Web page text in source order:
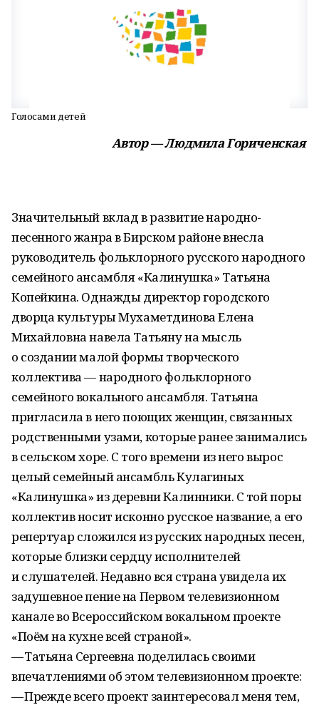
Голосами детей
Автор — Людмила Гориченская
Значительный вклад в развитие народно-
песенного жанра в Бирском районе внесла
руководитель фольклорного русского народного
семейного ансамбля «Калинушка» Татьяна
Копейкина. Однажды директор городского
дворца культуры Мухаметдинова Елена
Михайловна навела Татьяну на мысль
о создании малой формы творческого
коллектива — народного фольклорного
семейного вокального ансамбля. Татьяна
пригласила в него поющих женщин, связанных
родственными узами, которые ранее занимались
в сельском хоре. С того времени из него вырос
целый семейный ансамбль Кулагиных
«Калинушка» из деревни Калинники. С той поры
коллектив носит исконно русское название, а его
репертуар сложился из русских народных песен,
которые близки сердцу исполнителей
и слушателей. Недавно вся страна увидела их
задушевное пение на Первом телевизионном
канале во Всероссийском вокальном проекте
«Поём на кухне всей страной».
— Татьяна Сергеевна поделилась своими
впечатлениями об этом телевизионном проекте:
— Прежде всего проект заинтересовал меня тем,